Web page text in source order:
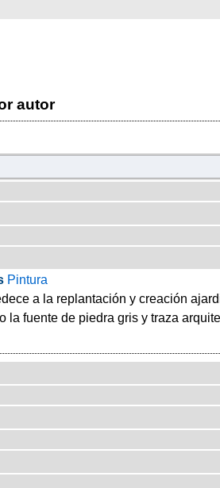
autor
Pintura
a la replantación y creación
fuente de piedra gris y traza